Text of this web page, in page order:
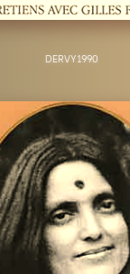
DERVY1990